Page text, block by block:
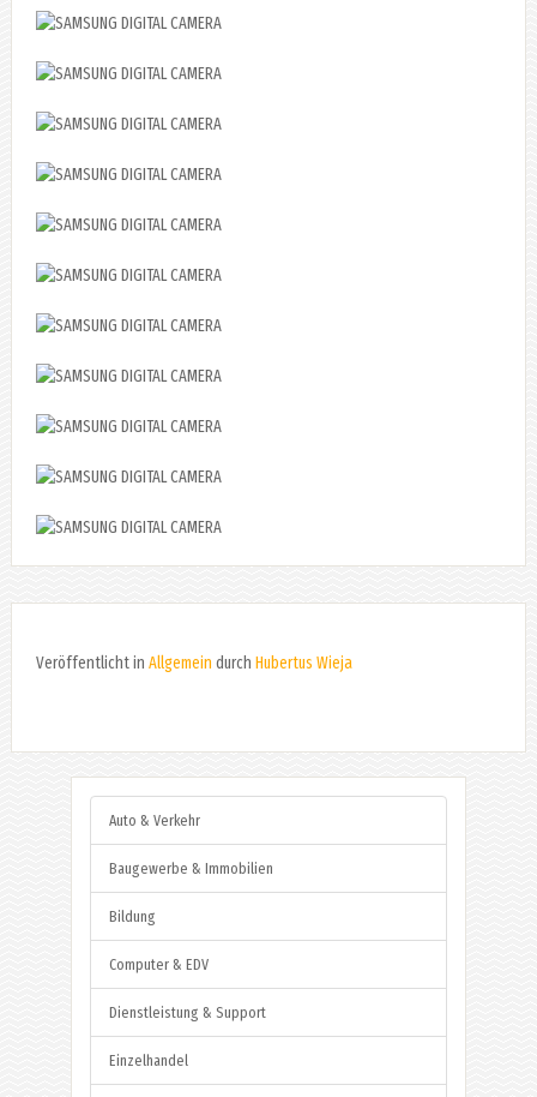
Veröffentlicht in Allgemein durch Hubertus Wieja
Auto & Verkehr
Baugewerbe & Immobilien
Bildung
Computer & EDV
Dienstleistung & Support
Einzelhandel